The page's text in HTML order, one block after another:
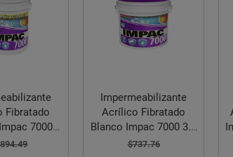
Fibratado
7000
L
Impermeabilizante
Acrílico Fibratado
Blanco Impac 7000 3.8
L
$737.76